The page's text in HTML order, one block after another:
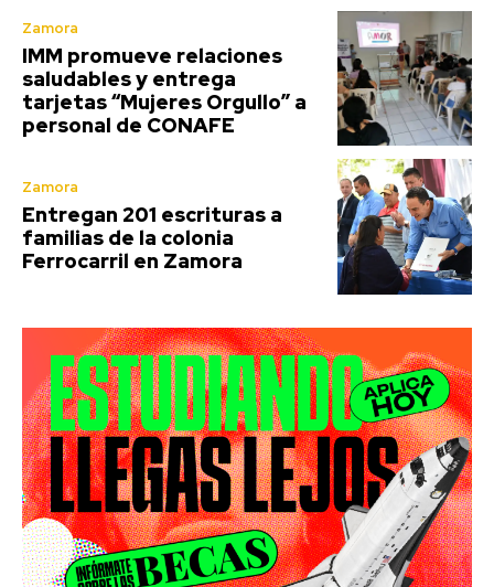
Zamora
IMM promueve relaciones
saludables y entrega
tarjetas “Mujeres Orgullo” a
personal de CONAFE
Zamora
Entregan 201 escrituras a
familias de la colonia
Ferrocarril en Zamora